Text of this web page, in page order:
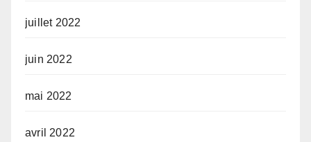
juillet 2022
juin 2022
mai 2022
avril 2022